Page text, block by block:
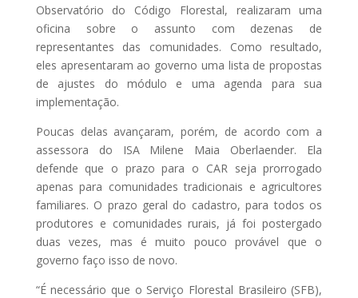
Observatório do Código Florestal, realizaram uma
oficina sobre o assunto com dezenas de
representantes das comunidades. Como resultado,
eles apresentaram ao governo uma lista de propostas
de ajustes do módulo e uma agenda para sua
implementação.
Poucas delas avançaram, porém, de acordo com a
assessora do ISA Milene Maia Oberlaender. Ela
defende que o prazo para o CAR seja prorrogado
apenas para comunidades tradicionais e agricultores
familiares. O prazo geral do cadastro, para todos os
produtores e comunidades rurais, já foi postergado
duas vezes, mas é muito pouco provável que o
governo faço isso de novo.
“É necessário que o Serviço Florestal Brasileiro (SFB),